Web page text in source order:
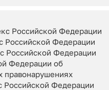
Российской Федерации
Федерации
Российской Федерации
Федерации об
правонарушениях
Российской Федерации